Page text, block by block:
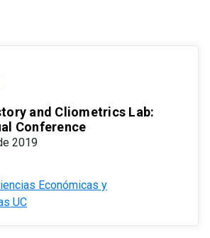
and Cliometrics Lab:
Conference
2019
Económicas y
UC